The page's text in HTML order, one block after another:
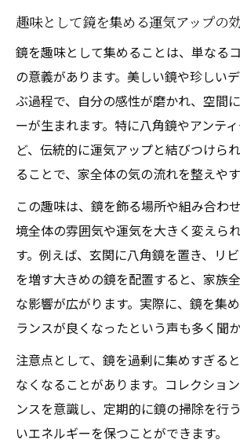
趣味として鏡を集める運気アップの
鏡を趣味として集めることは、単なる
の意義があります。美しい鏡や珍しい
ぶ過程で、自分の感性が磨かれ、空間
ーが生まれます。特に八角鏡やアンテ
ど、伝統的に運気アップと結びつけら
ることで、家全体の気の流れを整えやす
この趣味は、鏡を飾る場所や組み合わ
境全体の雰囲気や運気を大きく変えら
す。例えば、玄関に八角鏡を置き、リ
を増す大きめの鏡を配置すると、家族
な影響が広がります。実際に、鏡を集
ランスが良くなったという声も多く聞か
注意点として、鏡を過剰に集めすぎる
なくなることがあります。コレクショ
ンスを意識し、定期的に鏡の掃除を行
いエネルギーを保つことができます。